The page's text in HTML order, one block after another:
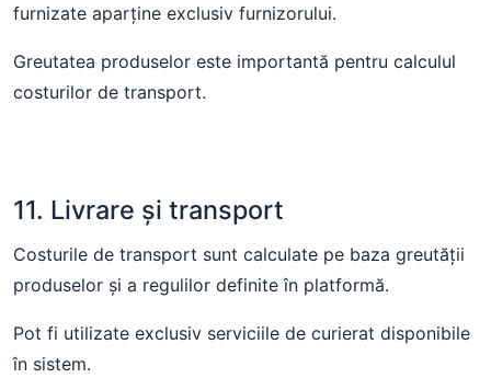
furnizate aparține exclusiv furnizorului.
Greutatea produselor este importantă pentru calculul
costurilor de transport.
11. Livrare și transport
Costurile de transport sunt calculate pe baza greutății
produselor și a regulilor definite în platformă.
Pot fi utilizate exclusiv serviciile de curierat disponibile
în sistem.